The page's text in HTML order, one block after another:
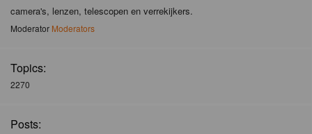
camera's, lenzen, telescopen en verrekijkers.
Moderator Moderators
Topics:
2270
Posts: